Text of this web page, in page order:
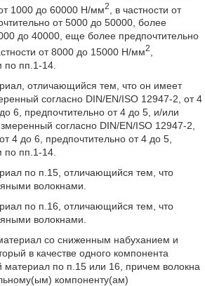
от 1000 до 60000 Н/мм2
, в частности от
от 5000 до 50000, более
до 40000, еще более предпочтительно
от 8000 до 15000 Н/мм2
по пп.1-14.
отличающийся тем, что он имеет
согласно DIN/EN/ISO 12947-2, от 4
6, предпочтительно от 4 до 5, и/или
согласно DIN/EN/ISO 12947-2,
4 до 6, предпочтительно от 4 до 5,
по пп.1-14.
по п.15, отличающийся тем, что
волокнами.
по п.16, отличающийся тем, что
волокнами.
со сниженным набуханием и
в качестве одного компонента
материал по п.15 или 16, причем волокна
компоненту(ам)